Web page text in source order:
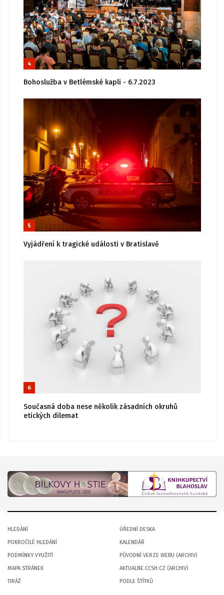
4
Bohoslužba v Betlémské kapli - 6.7.2023
5
Vyjádření k tragické události v Bratislavě
6
Současná doba nese několik zásadních okruhů
etických dilemat
HLEDÁNÍ
POKROČILÉ HLEDÁNÍ
PODMÍNKY VYUŽITÍ
MAPA STRÁNEK
TIRÁŽ
ÚŘEDNÍ DESKA
KALENDÁŘ
PŮVODNÍ VERZE WEBU (ARCHIV)
AKTUALNE.CCSH.CZ (ARCHIV)
PODLE ŠTÍTKŮ